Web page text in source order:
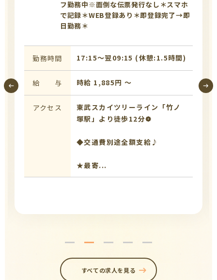
フ勤務中※面倒な伝票発行なし＊スマホ
で記録＊WEB登録あり＊即登録完了→即
日勤務＊
勤務時間 17:15〜翌09:15 (休憩:1.5時間)
給 与 時給 1,885円 〜
アクセス
東武スカイツリーライン「竹ノ
塚駅」より徒歩12分❁
◆交通費別途全額支給♪
★最寄...
すべての求人を見る